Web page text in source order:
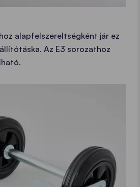
alapfelszereltségként jár ez
Az E3 sorozathoz